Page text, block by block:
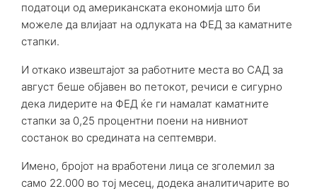
податоци од американската економија што би
можеле да влијаат на одлуката на ФЕД за каматните
стапки.
И откако извештајот за работните места во САД за
август беше објавен во петокот, речиси е сигурно
дека лидерите на ФЕД ќе ги намалат каматните
стапки за 0,25 процентни поени на нивниот
состанок во средината на септември.
Имено, бројот на вработени лица се зголемил за
само 22.000 во тој месец, додека аналитичарите во